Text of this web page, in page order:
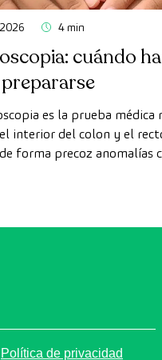
4 min
cuándo
es la prueba médica
interior del colon y el
forma precoz anomalías
Política de privacidad